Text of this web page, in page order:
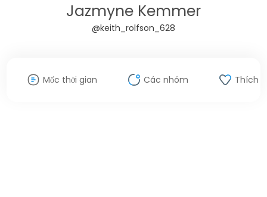
Jazmyne Kemmer
@keith_rolfson_628
Mốc thời gian Các nhóm Thích